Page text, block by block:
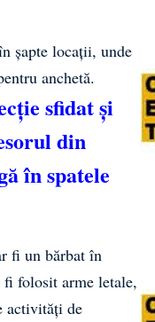
șapte locații, unde
anchetă.
sfidat și
din
în spatele
fi un bărbat în
fi folosit arme letale,
activități de